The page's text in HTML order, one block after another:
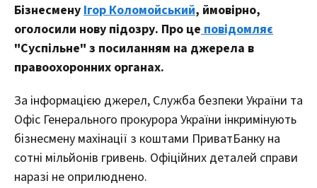
Бізнесмену Ігор Коломойський, ймовірно,
оголосили нову підозру. Про це повідомляє
"Суспільне" з посиланням на джерела в
правоохоронних органах.
За інформацією джерел, Служба безпеки України та
Офіс Генерального прокурора України інкримінують
бізнесмену махінації з коштами ПриватБанку на
сотні мільйонів гривень. Офіційних деталей справи
наразі не оприлюднено.